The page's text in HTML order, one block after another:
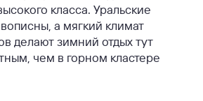
класса. Уральские
а мягкий климат
делают зимний отдых тут
чем в горном кластере